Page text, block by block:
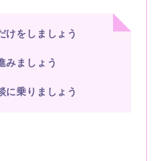
けをしましょう
みましょう
に乗りましょう